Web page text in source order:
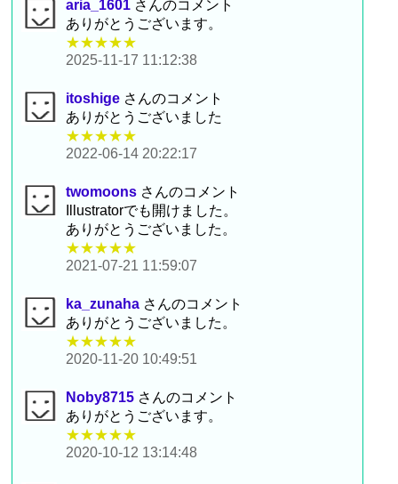
aria_1601 さんのコメント
ありがとうございます。
★★★★★
2025-11-17 11:12:38
itoshige さんのコメント
ありがとうございました
★★★★★
2022-06-14 20:22:17
twomoons さんのコメント
Illustratorでも開けました。
ありがとうございました。
★★★★★
2021-07-21 11:59:07
ka_zunaha さんのコメント
ありがとうございました。
★★★★★
2020-11-20 10:49:51
Noby8715 さんのコメント
ありがとうございます。
★★★★★
2020-10-12 13:14:48